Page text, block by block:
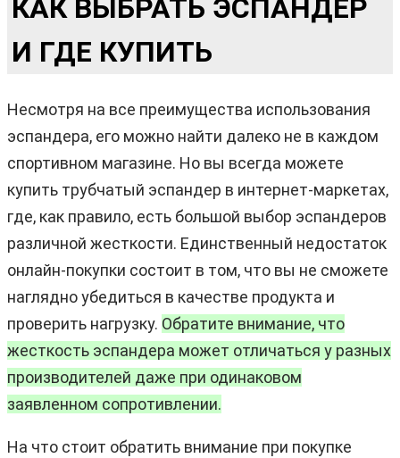
КАК ВЫБРАТЬ ЭСПАНДЕР
И ГДЕ КУПИТЬ
Несмотря на все преимущества использования
эспандера, его можно найти далеко не в каждом
спортивном магазине. Но вы всегда можете
купить трубчатый эспандер в интернет-маркетах,
где, как правило, есть большой выбор эспандеров
различной жесткости. Единственный недостаток
онлайн-покупки состоит в том, что вы не сможете
наглядно убедиться в качестве продукта и
проверить нагрузку. Обратите внимание, что
жесткость эспандера может отличаться у разных
производителей даже при одинаковом
заявленном сопротивлении.
На что стоит обратить внимание при покупке